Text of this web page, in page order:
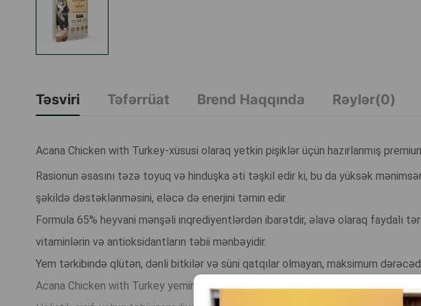
Təsviri Təfərrüat Brend Haqqında Rəylər(0)
Acana Chicken with Turkey-xüsusi olaraq yetkin pişiklər üçün hazırlanmış
Rasionun əsasını təzə toyuq və hinduşka əti təşkil edir ki, bu da yüksək
şəkildə dəstəklənməsini, eləcə də enerjini təmin edir.
Formula 65% heyvani mənşəli inqrediyentlərdən ibarətdir, əlavə olaraq faydalı
vitaminlərin və antioksidantların təbii mənbəyidir.
Yem tərkibində qlütən, dənli bitkilər və süni qatqılar olmayan, maksimum
Acana Chicken with Turkey yeminin üstünlükləri: